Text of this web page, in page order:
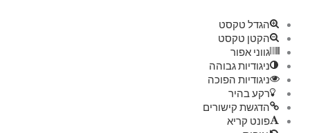
הגדל טקסט
הקטן טקסט
גווני אפור
ניגודיות גבוהה
ניגודיות הפוכה
רקע בהיר
הדגשת קישורים
פונט קריא